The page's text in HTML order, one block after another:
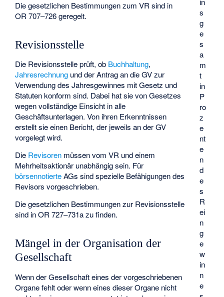
s
g
e
s
a
m
t
in
P
ro
z
e
nt
e
n
d
e
s
R
ei
n
g
e
w
in
n
e
Die gesetzlichen Bestimmungen zum VR sind in
OR 707–726 geregelt.
Revisionsstelle
Die Revisionsstelle prüft, ob Buchhaltung,
Jahresrechnung und der Antrag an die GV zur
Verwendung des Jahresgewinnes mit Gesetz und
Statuten konform sind. Dabei hat sie von Gesetzes
wegen vollständige Einsicht in alle
Geschäftsunterlagen. Von ihren Erkenntnissen
erstellt sie einen Bericht, der jeweils an der GV
vorgelegt wird.
Die Revisoren müssen vom VR und einem
Mehrheitsaktionär unabhängig sein. Für
börsennotierteAGs sind spezielle Befähigungen des
Revisors vorgeschrieben.
Die gesetzlichen Bestimmungen zur Revisionsstelle
sind in OR 727–731a zu finden.
Mängel in der Organisation der
Gesellschaft
Wenn der Gesellschaft eines der vorgeschriebenen
Organe fehlt oder wenn eines dieser Organe nicht